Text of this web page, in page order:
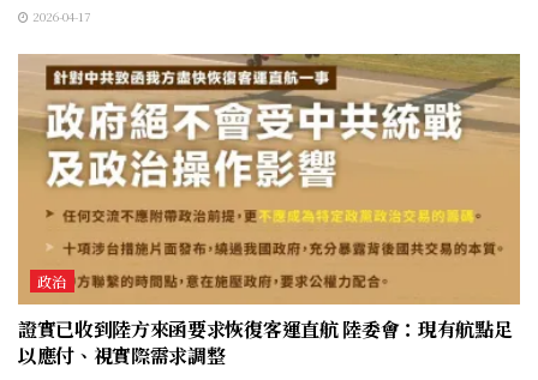
2026-04-17
政治
證實已收到陸方來函要求恢復客運直航 陸委會：現有航點足
以應付、視實際需求調整